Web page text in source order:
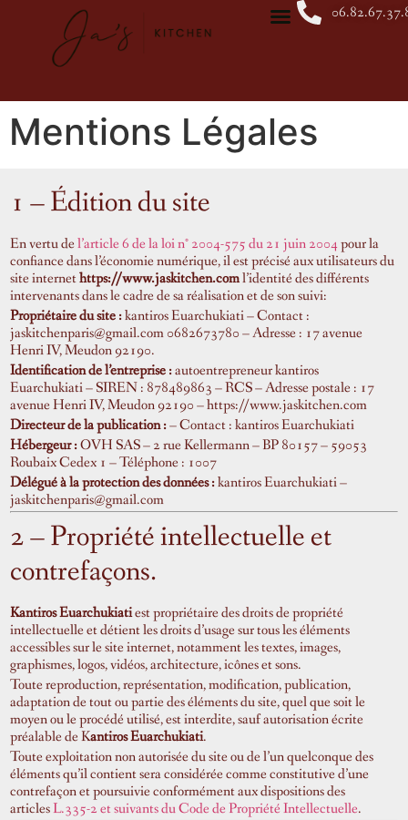
Mentions Légales
1 – Édition du site
En vertu del’article 6 de la loi n° 2004-575 du 21 juin 2004pour la
confiance dans l’économie numérique, il est précisé aux utilisateurs du
site internethttps://www.jaskitchen.coml’identité des différents
intervenants dans le cadre de sa réalisation et de son suivi:
Propriétaire du site :kantiros Euarchukiati– Contact :
jaskitchenparis@gmail.com0682673780– Adresse : 17 avenue
Henri IV, Meudon 92190.
Identification de l’entreprise :autoentrepreneurkantiros
Euarchukiati– SIREN : 878489863–RCS– Adresse postale : 17
avenue Henri IV, Meudon 92190–https://www.jaskitchen.com
Directeur de la publication :– Contact : kantiros Euarchukiati
Hébergeur :OVH SAS – 2 rue Kellermann – BP 80157 – 59053
Roubaix Cedex 1 – Téléphone : 1007
Délégué à la protection des données :kantiros Euarchukiati–
jaskitchenparis@gmail.com
2 – Propriété intellectuelle et
contrefaçons.
Kantiros Euarchukiatiest propriétaire des droits de propriété
intellectuelle et détient les droits d’usage sur tous les éléments
accessibles sur le site internet, notamment les textes, images,
graphismes, logos, vidéos, architecture, icônes et sons.
Toute reproduction, représentation, modification, publication,
adaptation de tout ou partie des éléments du site, quel que soit le
moyen ou le procédé utilisé, est interdite, sauf autorisation écrite
préalable de Kantiros Euarchukiati.
Toute exploitation non autorisée du site ou de l’un quelconque des
éléments qu’il contient sera considérée comme constitutive d’une
contrefaçon et poursuivie conformément aux dispositions des
articlesL.335-2 et suivants du Code de Propriété Intellectuelle.